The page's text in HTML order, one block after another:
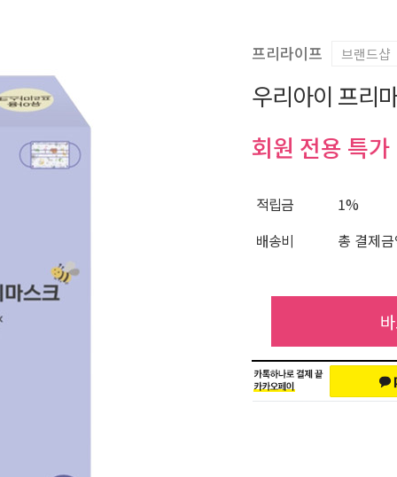
프리라이프 브랜드샵
우리아이 프리
회원 전용 특가
적립금
1%
배송비
총 결제